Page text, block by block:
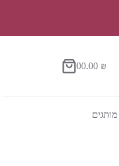
סל0.00 ₪
0
מותגים